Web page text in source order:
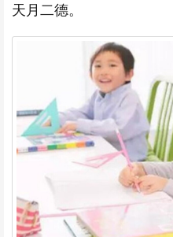
天月二德。